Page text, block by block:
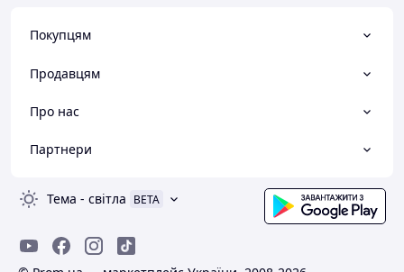
Покупцям
Продавцям
Про нас
Партнери
Тема - світла BETA